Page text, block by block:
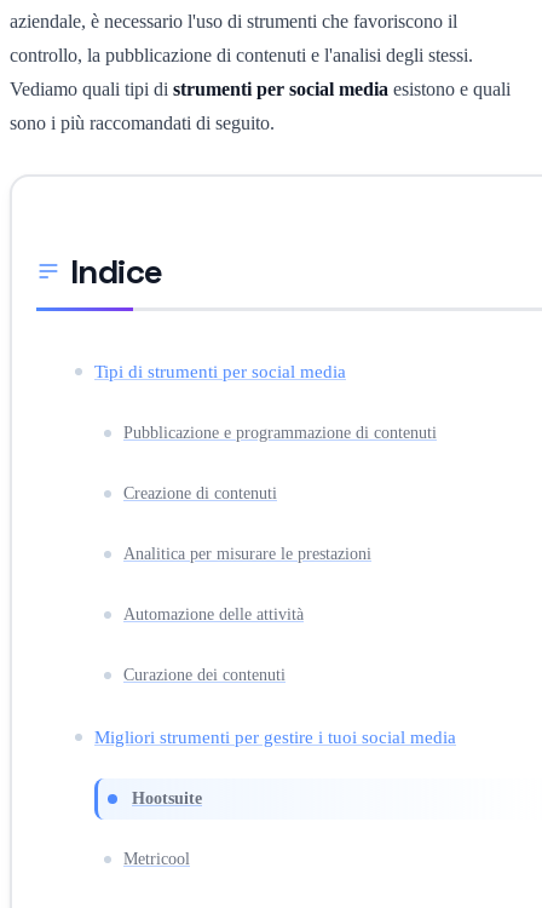
aziendale, è necessario l'uso di strumenti che favoriscono il
controllo, la pubblicazione di contenuti e l'analisi degli stessi.
Vediamo quali tipi di strumenti per social media esistono e quali
sono i più raccomandati di seguito.
Indice
Tipi di strumenti per social media
Pubblicazione e programmazione di contenuti
Creazione di contenuti
Analitica per misurare le prestazioni
Automazione delle attività
Curazione dei contenuti
Migliori strumenti per gestire i tuoi social media
Hootsuite
Metricool